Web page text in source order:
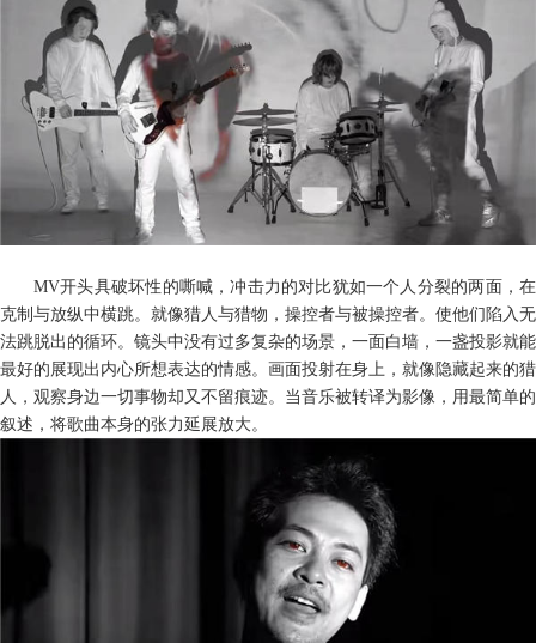
MV开头具破坏性的嘶喊，冲击力的对比犹如一个人分裂的两面，在
克制与放纵中横跳。就像猎人与猎物，操控者与被操控者。使他们陷入无
法跳脱出的循环。 镜头中没有过多复杂的场景，一面白墙，一盏投影就能
最好的展现出内心所想表达的情感。画面投射在身上，就像隐藏起来的猎
人，观察身边一切事物却又不留痕迹。当音乐被转译为影像，用最简单的
叙述，将歌曲本身的张力延展放大。